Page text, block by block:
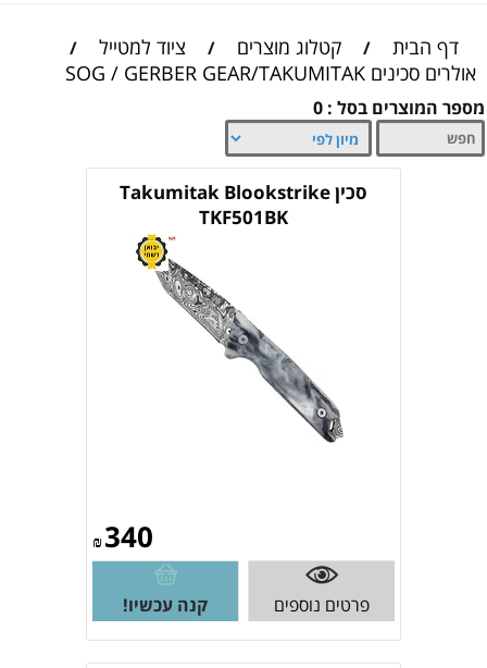
דף הבית / קטלוג מוצרים / ציוד למטייל /
אולרים סכינים SOG / GERBER GEAR/TAKUMITAK
מספר המוצרים בסל : 0
סכין Takumitak Blookstrike
TKF501BK
₪340
פרטים נוספים קנה עכשיו!